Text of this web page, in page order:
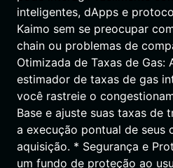
inteligentes, dApps e
Kaimo sem se preocupar
chain ou problemas de
Otimizada de Taxas de Gas:
estimador de taxas de gas
você rastreie o
Base e ajuste suas taxas de
a execução pontual de seus
aquisição. * Segurança e
um fundo de proteção ao